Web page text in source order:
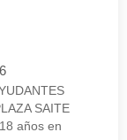
SAITE
años en